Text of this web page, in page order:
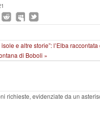
e altre storie”: l’Elba
di Boboli »
richieste, evidenziate da un